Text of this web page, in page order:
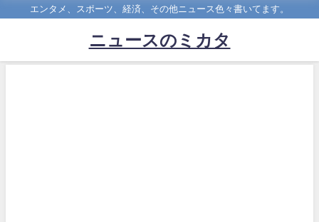
エンタメ、スポーツ、経済、その他ニュース色々書いてます。
ニュースのミカタ